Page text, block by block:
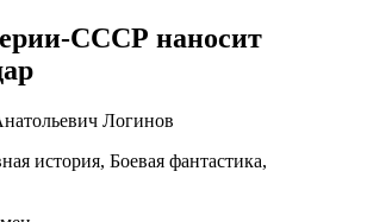
СССР наносит
Логинов
история, Боевая фантастика,